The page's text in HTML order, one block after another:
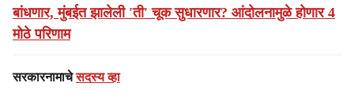
बांधणार, मुंबईत झालेली 'ती' चूक सुधारणार? आंदोलनामुळे होणार 4
मोठे परिणाम
सरकारनामाचेसदस्य व्हा